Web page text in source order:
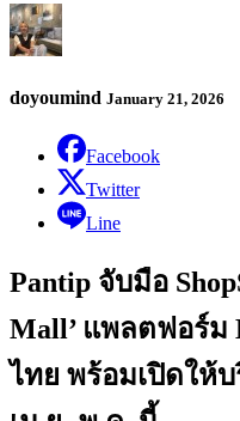
doyoumind January 21, 2026
Facebook
Twitter
Line
Pantip จับมือ
Mall’ แพลตฟอร์ม
ไทย พร้อมเปิดให้บ